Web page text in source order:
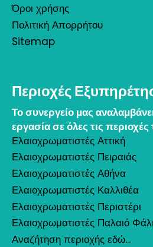
Όροι χρήσης
Πολιτική Απορρήτου
Sitemap
Περιοχές
Το συνεργείο μας
εργασία σε όλες τις περιοχές
Ελαιοχρωματιστές Αττική
Ελαιοχρωματιστές Πειραιάς
Ελαιοχρωματιστές Αθήνα
Ελαιοχρωματιστές Καλλιθέα
Ελαιοχρωματιστές Περιστέρι
Ελαιοχρωματιστές Παλαιό
Αναζήτηση περιοχής εδώ...